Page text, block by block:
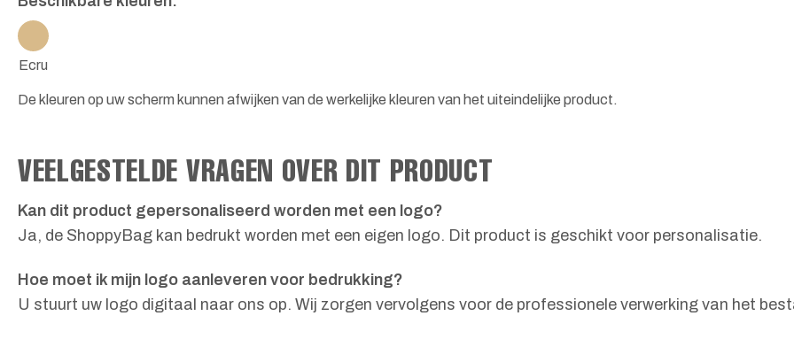
Ecru
De kleuren op uw scherm kunnen afwijken van de werkelijke kleuren van het uiteindelijke product.
VEELGESTELDE VRAGEN OVER DIT PRODUCT
Kan dit product gepersonaliseerd worden met een logo?
Ja, de ShoppyBag kan bedrukt worden met een eigen logo. Dit product is geschikt voor personalisatie.
Hoe moet ik mijn logo aanleveren voor bedrukking?
U stuurt uw logo digitaal naar ons op. Wij zorgen vervolgens voor de professionele verwerking van het